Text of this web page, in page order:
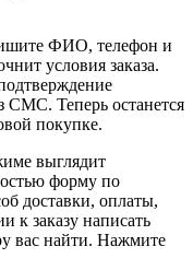
ФИО, телефон и
условия заказа.
СМС. Теперь останется
покупке.
выглядит
форму по
доставки, оплаты,
к заказу написать
вас найти. Нажмите